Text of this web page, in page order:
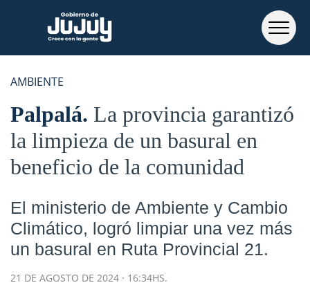
AMBIENTE
Palpalá La provincia garantizó
la limpieza de un basural en
beneficio de la comunidad
El ministerio de Ambiente y Cambio
Climático, logró limpiar una vez más
un basural en Ruta Provincial 21.
21 DE AGOSTO DE 2024 · 16:34HS.